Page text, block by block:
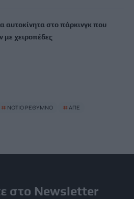
αυτοκίνητα στο πάρκινγκ που
με χειροπέδες
# ΝΟΤΙΟ ΡΕΘΥΜΝΟ # ΑΠΕ
στο Newsletter